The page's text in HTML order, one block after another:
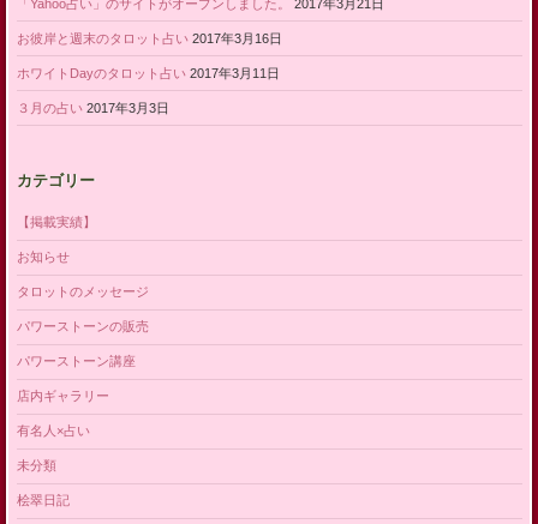
「Yahoo占い」のサイトがオープンしました。 2017年3月21日
お彼岸と週末のタロット占い 2017年3月16日
ホワイトDayのタロット占い 2017年3月11日
３月の占い 2017年3月3日
カテゴリー
【掲載実績】
お知らせ
タロットのメッセージ
パワーストーンの販売
パワーストーン講座
店内ギャラリー
有名人×占い
未分類
桧翠日記